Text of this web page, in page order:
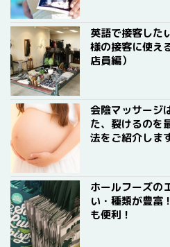
英語で接客した
様の接客に使え
店員編）
会陰マッサージ
た、裂けるのを
法をご紹介しま
ホールフーズの
い・種類が豊富
も便利！